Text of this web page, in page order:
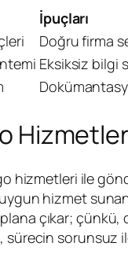
İpuçları
Doğru firma
Eksiksiz bilgi
hizmetleri ile
hizmet
çıkar; çünkü,
sürecin sorunsuz